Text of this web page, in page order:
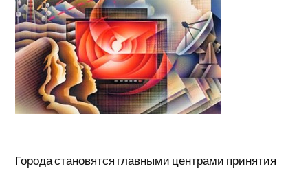
Города становятся главными центрами принятия